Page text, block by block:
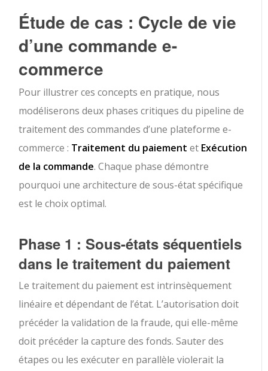
Étude de cas : Cycle de vie
d’une commande e-
commerce
Pour illustrer ces concepts en pratique, nous
modéliserons deux phases critiques du pipeline de
traitement des commandes d’une plateforme e-
commerce : Traitement du paiement et Exécution
de la commande. Chaque phase démontre
pourquoi une architecture de sous-état spécifique
est le choix optimal.
Phase 1 : Sous-états séquentiels
dans le traitement du paiement
Le traitement du paiement est intrinsèquement
linéaire et dépendant de l’état. L’autorisation doit
précéder la validation de la fraude, qui elle-même
doit précéder la capture des fonds. Sauter des
étapes ou les exécuter en parallèle violerait la